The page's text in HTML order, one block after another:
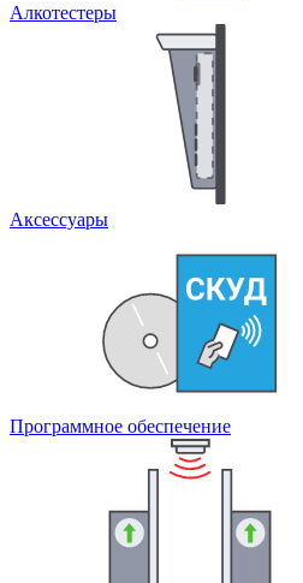
Алкотестеры
Аксессуары
Программное обеспечение